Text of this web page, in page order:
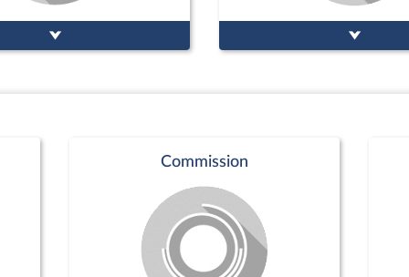
Commission